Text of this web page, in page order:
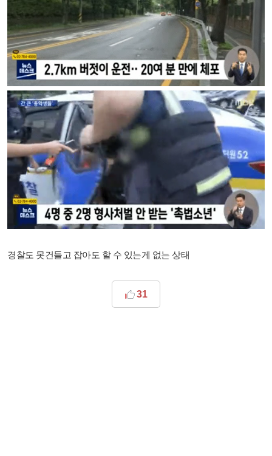
경찰도 못건들고 잡아도 할 수 있는게 없는 상태​
31